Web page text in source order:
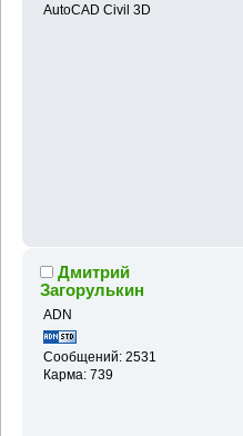
AutoCAD Civil 3D
Дмитрий
Загорулькин
ADN
Сообщений: 2531
Карма: 739